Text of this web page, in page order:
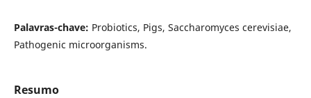
Palavras-chave: Probiotics, Pigs, Saccharomyces cerevisiae,
Pathogenic microorganisms.
Resumo